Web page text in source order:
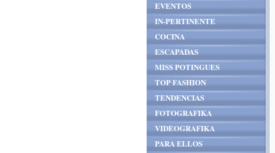
EVENTOS
IN-PERTINENTE
COCINA
ESCAPADAS
MISS POTINGUES
TOP FASHION
TENDENCIAS
FOTOGRAFIKA
VIDEOGRAFIKA
PARA ELLOS